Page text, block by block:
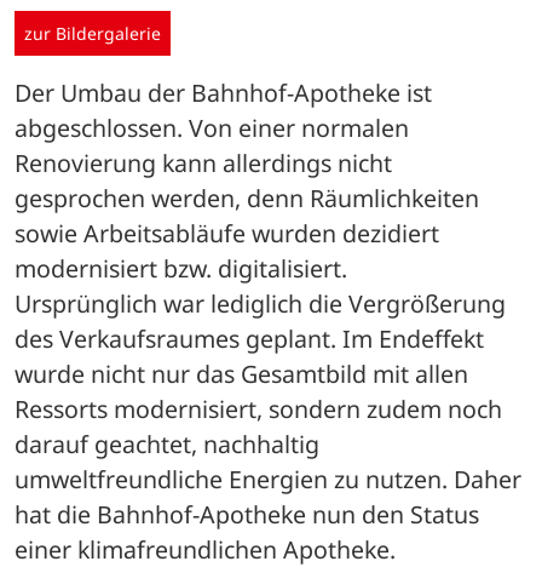
zur Bildergalerie
Der Umbau der Bahnhof-Apotheke ist
abgeschlossen. Von einer normalen
Renovierung kann allerdings nicht
gesprochen werden, denn Räumlichkeiten
sowie Arbeitsabläufe wurden dezidiert
modernisiert bzw. digitalisiert.
Ursprünglich war lediglich die Vergrößerung
des Verkaufsraumes geplant. Im Endeffekt
wurde nicht nur das Gesamtbild mit allen
Ressorts modernisiert, sondern zudem noch
darauf geachtet, nachhaltig
umweltfreundliche Energien zu nutzen. Daher
hat die Bahnhof-Apotheke nun den Status
einer klimafreundlichen Apotheke.